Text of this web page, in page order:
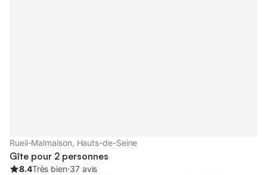
Rueil-Malmaison, Hauts-de-Seine
Gîte pour 2 personnes
8.4Très bien⋅37 avis